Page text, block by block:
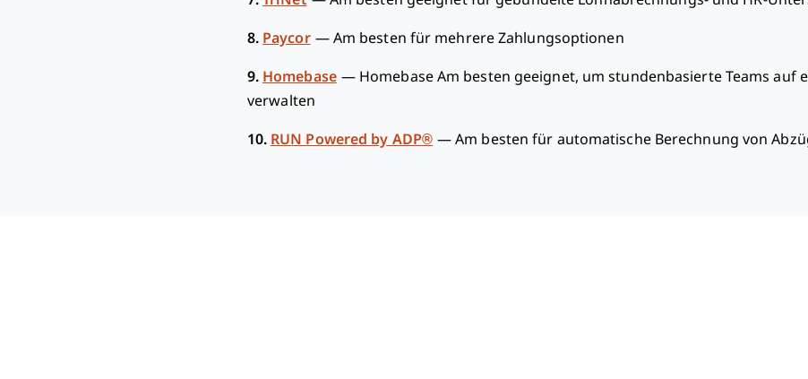
8. Paycor — Am besten für mehrere Zahlungsoptionen
9. Homebase — Homebase Am besten geeignet, um stundenbasierte Teams auf
verwalten
10. RUN Powered by ADP® —Am besten für automatische Berechnung von